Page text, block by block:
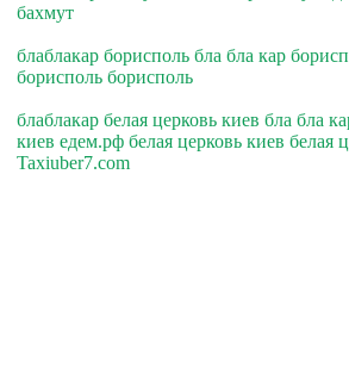
бахмут
блаблакар борисполь бла бла кар
борисполь борисполь
блаблакар белая церковь киев бла бла
киев едем.рф белая церковь киев белая
Taxiuber7.com